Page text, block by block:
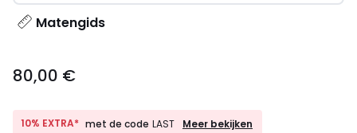
Matengids
€.
80,00 €
10% EXTRA* met de code LAST
10%
Meer bekijken